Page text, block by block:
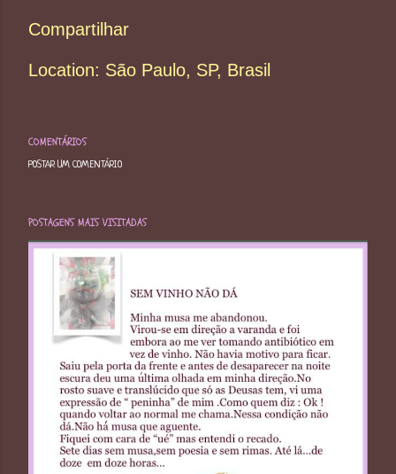
Compartilhar
Location: São Paulo, SP, Brasil
COMENTÁRIOS
POSTAR UM COMENTÁRIO
POSTAGENS MAIS VISITADAS